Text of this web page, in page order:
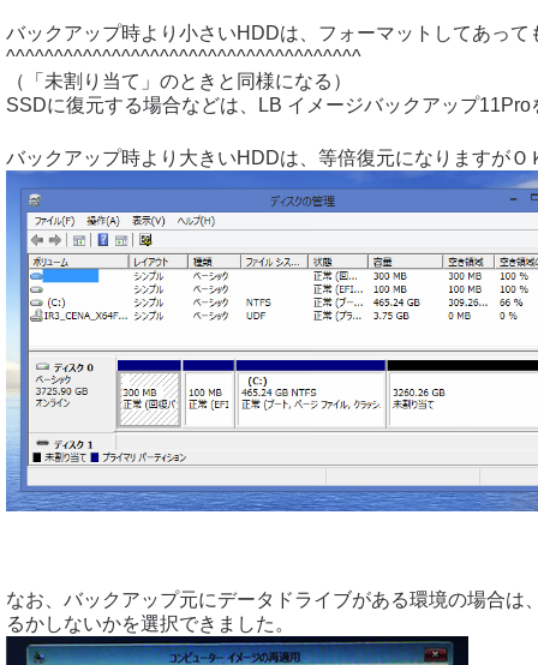
バックアップ時より小さいHDDは、フォーマットしてあって
^^^^^^^^^^^^^^^^^^^^^^^^^^^^^^^^^^^^^
（「未割り当て」のときと同様になる）
SSDに復元する場合などは、LB イメージバックアップ11Pro
バックアップ時より大きいHDDは、等倍復元になりますがＯ
なお、バックアップ元にデータドライブがある環境の場合は
るかしないかを選択できました。